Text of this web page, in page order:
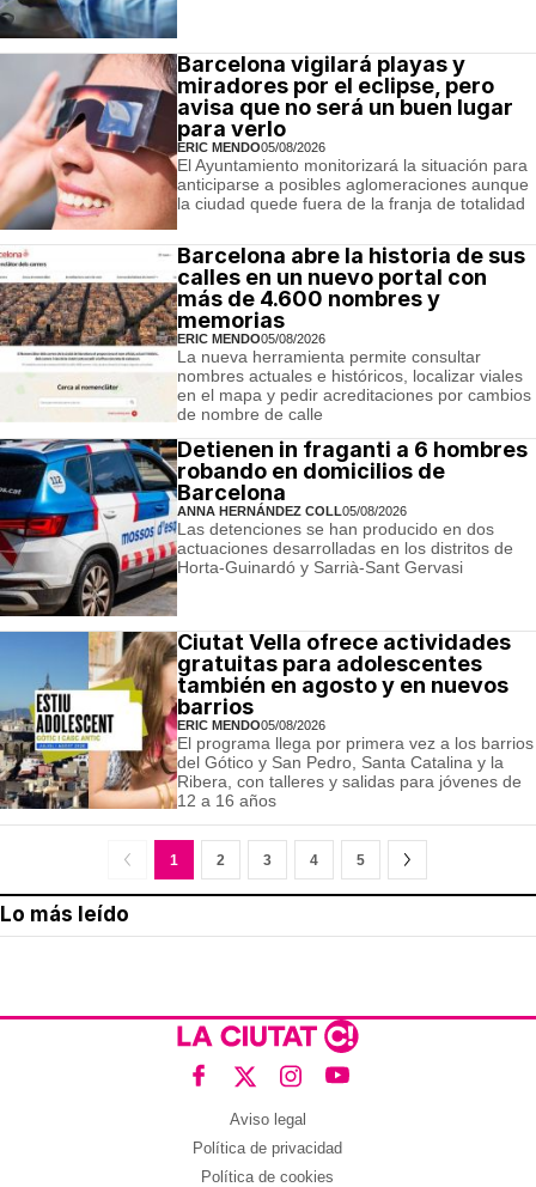
Barcelona vigilará playas y
miradores por el eclipse, pero
avisa que no será un buen lugar
para verlo
ERIC MENDO05/08/2026
El Ayuntamiento monitorizará la situación para
anticiparse a posibles aglomeraciones aunque
la ciudad quede fuera de la franja de totalidad
Barcelona abre la historia de sus
calles en un nuevo portal con
más de 4.600 nombres y
memorias
ERIC MENDO05/08/2026
La nueva herramienta permite consultar
nombres actuales e históricos, localizar viales
en el mapa y pedir acreditaciones por cambios
de nombre de calle
Detienen in fraganti a 6 hombres
robando en domicilios de
Barcelona
ANNA HERNÁNDEZ COLL05/08/2026
Las detenciones se han producido en dos
actuaciones desarrolladas en los distritos de
Horta-Guinardó y Sarrià-Sant Gervasi
Ciutat Vella ofrece actividades
gratuitas para adolescentes
también en agosto y en nuevos
barrios
ERIC MENDO05/08/2026
El programa llega por primera vez a los barrios
del Gótico y San Pedro, Santa Catalina y la
Ribera, con talleres y salidas para jóvenes de
12 a 16 años
1 2 3 4 5
Lo más leído
Aviso legal
Política de privacidad
Política de cookies